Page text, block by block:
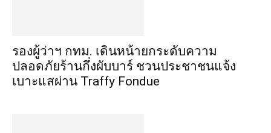
รองผู้ว่าฯ กทม. เดินหน้ายกระดับความ
ปลอดภัยร้านกึ่งผับบาร์ ชวนประชาชนแจ้ง
เบาะแสผ่าน Traffy Fondue